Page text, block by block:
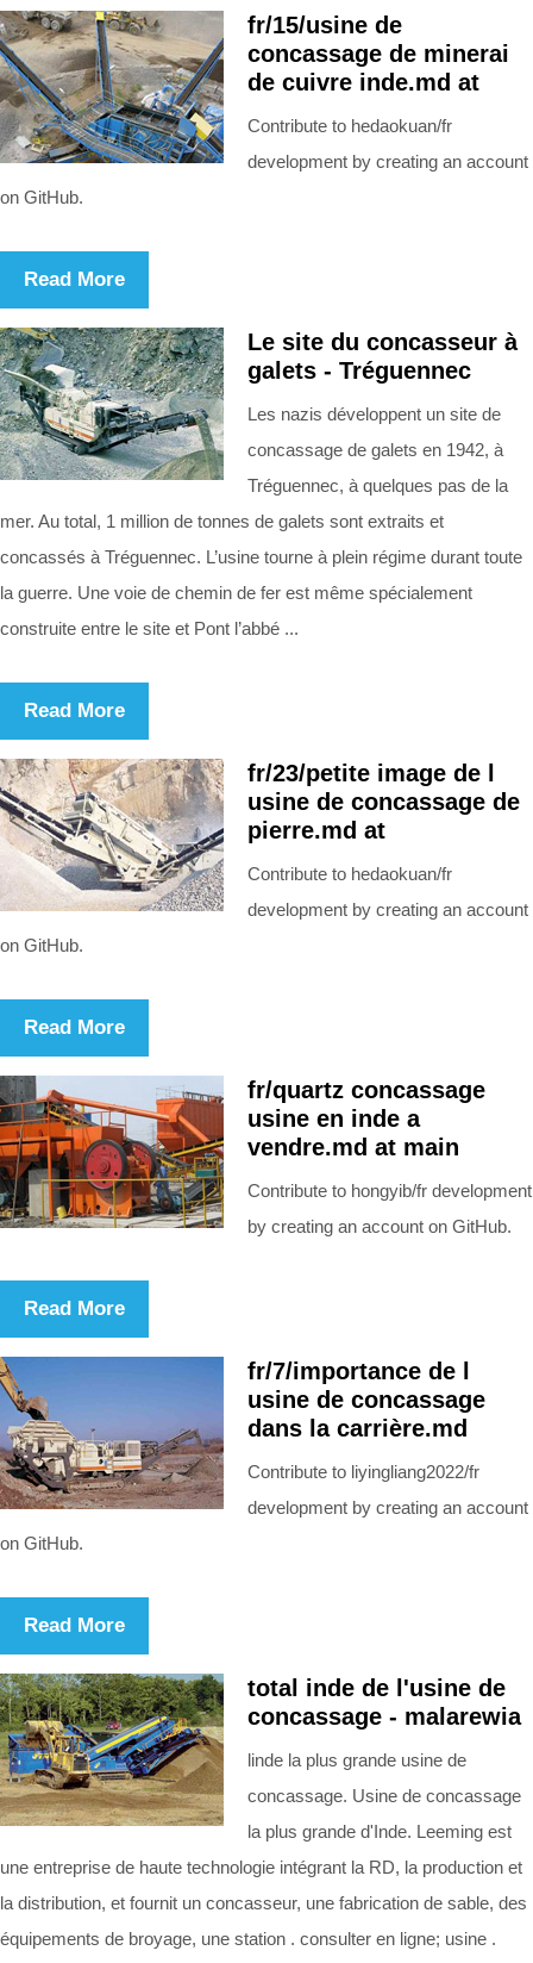
fr/15/usine de
concassage de minerai
de cuivre inde.md at
Contribute to hedaokuan/fr
development by creating an account
on GitHub.
Read More
Le site du concasseur à
galets - Tréguennec
Les nazis développent un site de
concassage de galets en 1942, à
Tréguennec, à quelques pas de la
mer. Au total, 1 million de tonnes de galets sont extraits et
concassés à Tréguennec. L’usine tourne à plein régime durant toute
la guerre. Une voie de chemin de fer est même spécialement
construite entre le site et Pont l’abbé ...
Read More
fr/23/petite image de l
usine de concassage de
pierre.md at
Contribute to hedaokuan/fr
development by creating an account
on GitHub.
Read More
fr/quartz concassage
usine en inde a
vendre.md at main
Contribute to hongyib/fr development
by creating an account on GitHub.
Read More
fr/7/importance de l
usine de concassage
dans la carrière.md
Contribute to liyingliang2022/fr
development by creating an account
on GitHub.
Read More
total inde de l'usine de
concassage - malarewia
linde la plus grande usine de
concassage. Usine de concassage
la plus grande d'Inde. Leeming est
une entreprise de haute technologie intégrant la RD, la production et
la distribution, et fournit un concasseur, une fabrication de sable, des
équipements de broyage, une station . consulter en ligne; usine .